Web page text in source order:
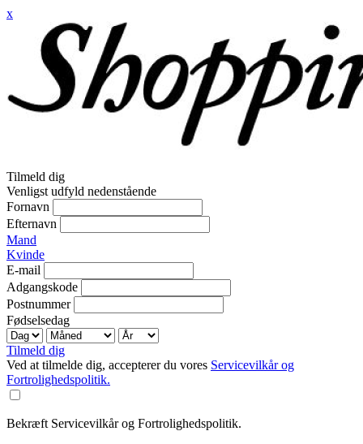
x
Tilmeld dig
Venligst udfyld nedenstående
Fornavn
Efternavn
Mand
Kvinde
E-mail
Adgangskode
Postnummer
Fødselsedag
Tilmeld dig
Ved at tilmelde dig, accepterer du vores Servicevilkår og
Fortrolighedspolitik.
Bekræft Servicevilkår og Fortrolighedspolitik.